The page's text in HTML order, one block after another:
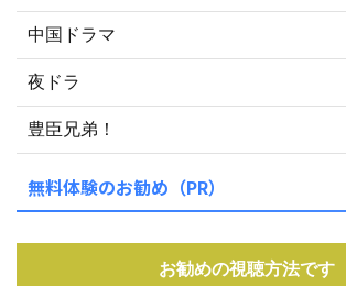
中国ドラマ
夜ドラ
豊臣兄弟！
無料体験のお勧め（PR）
お勧めの視聴方法です